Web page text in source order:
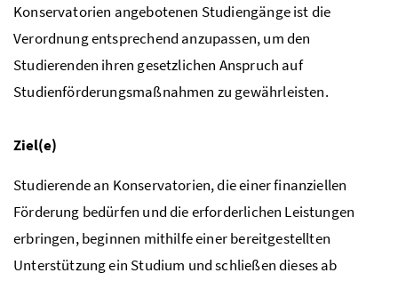
Konservatorien angebotenen Studiengänge ist die
Verordnung entsprechend anzupassen, um den
Studierenden ihren gesetzlichen Anspruch auf
Studienförderungsmaßnahmen zu gewährleisten.
Ziel(e)
Studierende an Konservatorien, die einer finanziellen
Förderung bedürfen und die erforderlichen Leistungen
erbringen, beginnen mithilfe einer bereitgestellten
Unterstützung ein Studium und schließen dieses ab